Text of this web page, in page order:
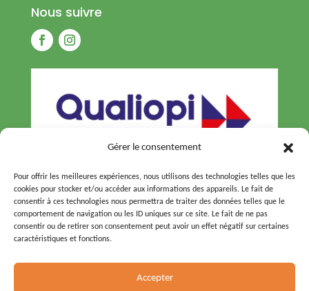
Gérer le consentement
Pour offrir les meilleures expériences, nous utilisons des technologies telles que les
cookies pour stocker et/ou accéder aux informations des appareils. Le fait de
consentir à ces technologies nous permettra de traiter des données telles que le
comportement de navigation ou les ID uniques sur ce site. Le fait de ne pas
consentir ou de retirer son consentement peut avoir un effet négatif sur certaines
caractéristiques et fonctions.
Accepter
Nous suivre
© 2026 – Tous droits réservés –